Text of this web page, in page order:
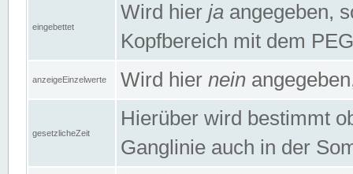
eingebettet
Wird hier ja angegeben,
Kopfbereich mit dem
anzeigeEinzelwerte Wird hier nein
gesetzlicheZeit
Hierüber wird bestimmt
Ganglinie auch in der